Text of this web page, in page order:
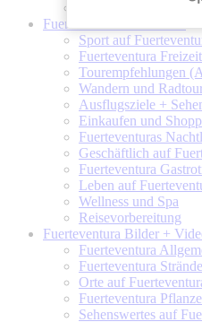
Fuerteventura
Sport auf
Fuerteventura
Tourempfehlungen
Wandern und
Ausflugsziele +
Einkaufen und
Fuerteventuras
Geschäftlich auf
Fuerteventura
Leben auf
Wellness und Spa
Reisevorbereitung
Fuerteventura Bilder +
Fuerteventura
Fuerteventura Strände
Orte auf
Fuerteventura
Sehenswertes auf